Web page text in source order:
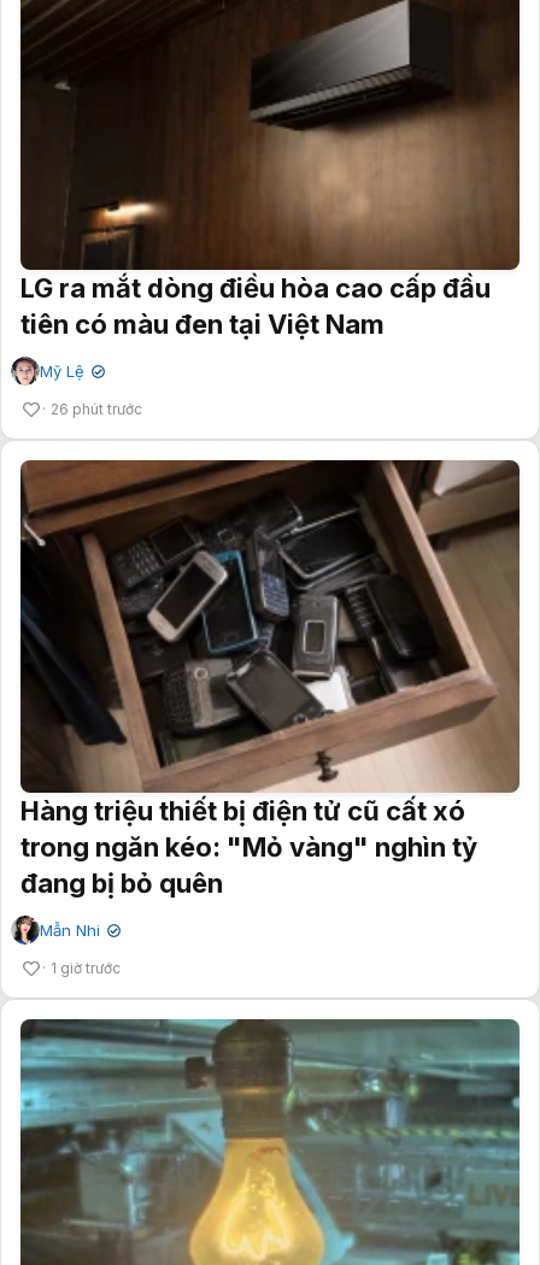
LG ra mắt dòng điều hòa cao cấp đầu
tiên có màu đen tại Việt Nam
Mỹ Lệ ✔
26 phút trước
Hàng triệu thiết bị điện tử cũ cất xó
trong ngăn kéo: "Mỏ vàng" nghìn tỷ
đang bị bỏ quên
Mẫn Nhi ✔
1 giờ trước